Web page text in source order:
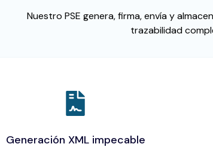
Nuestro PSE genera, firma, envía y
trazabilidad
Generación XML impecable